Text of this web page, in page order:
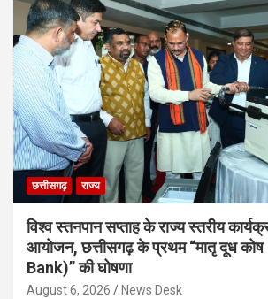
छत्तीसगढ़ राज्य
विश्व स्तनपान सप्ताह के राज्य स्तरीय
आयोजन, छत्तीसगढ़ के प्रथम “मातृ दूध
Bank)” की घोषणा
August 6, 2026 News Desk